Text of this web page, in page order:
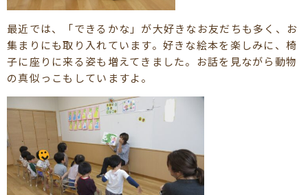
最近では、「できるかな」が大好きなお友だちも多く、お
集まりにも取り入れています。好きな絵本を楽しみに、椅
子に座りに来る姿も増えてきました。お話を見ながら動物
の真似っこもしていますよ。